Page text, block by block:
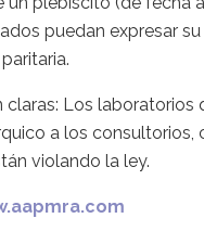
puedan expresar
claras: Los laboratorios
a los consultorios,
violando la ley.